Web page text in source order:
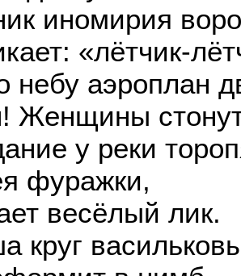
иномирия
«лётчик-
небу аэроплан
Женщины
у реки
фуражки,
весёлый лик.
круг